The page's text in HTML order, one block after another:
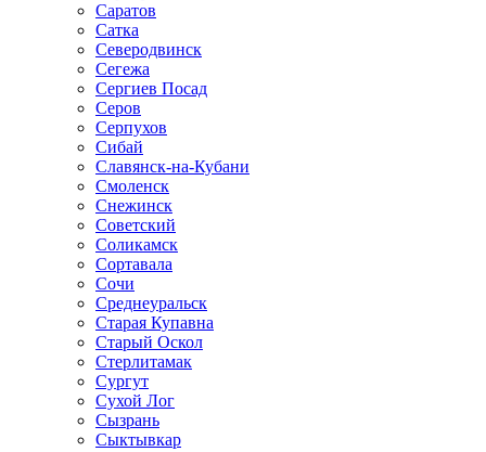
Саратов
Сатка
Северодвинск
Сегежа
Сергиев Посад
Серов
Серпухов
Сибай
Славянск-на-Кубани
Смоленск
Снежинск
Советский
Соликамск
Сортавала
Сочи
Среднеуральск
Старая Купавна
Старый Оскол
Стерлитамак
Сургут
Сухой Лог
Сызрань
Сыктывкар